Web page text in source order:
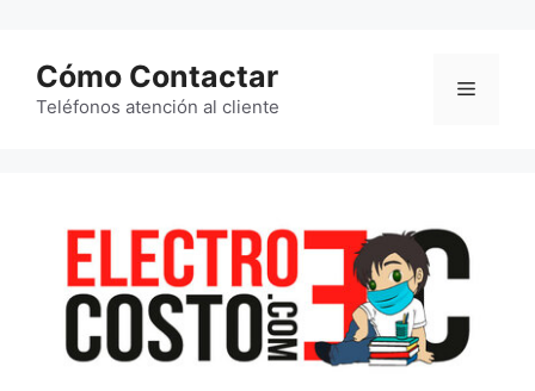
contenido
Cómo Contactar
Teléfonos atención al cliente
Menú